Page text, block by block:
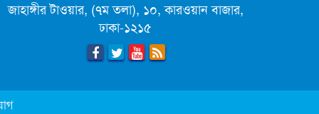
ক্যাম্পাস অ্যাম্বাসেডর নিয়োগ দিচ্ছে
একুশে টেলিভিশন
জাহাঙ্গীর টাওয়ার, (৭ম তলা), ১০, কারওয়ান বাজার,
ঢাকা-১২১৫